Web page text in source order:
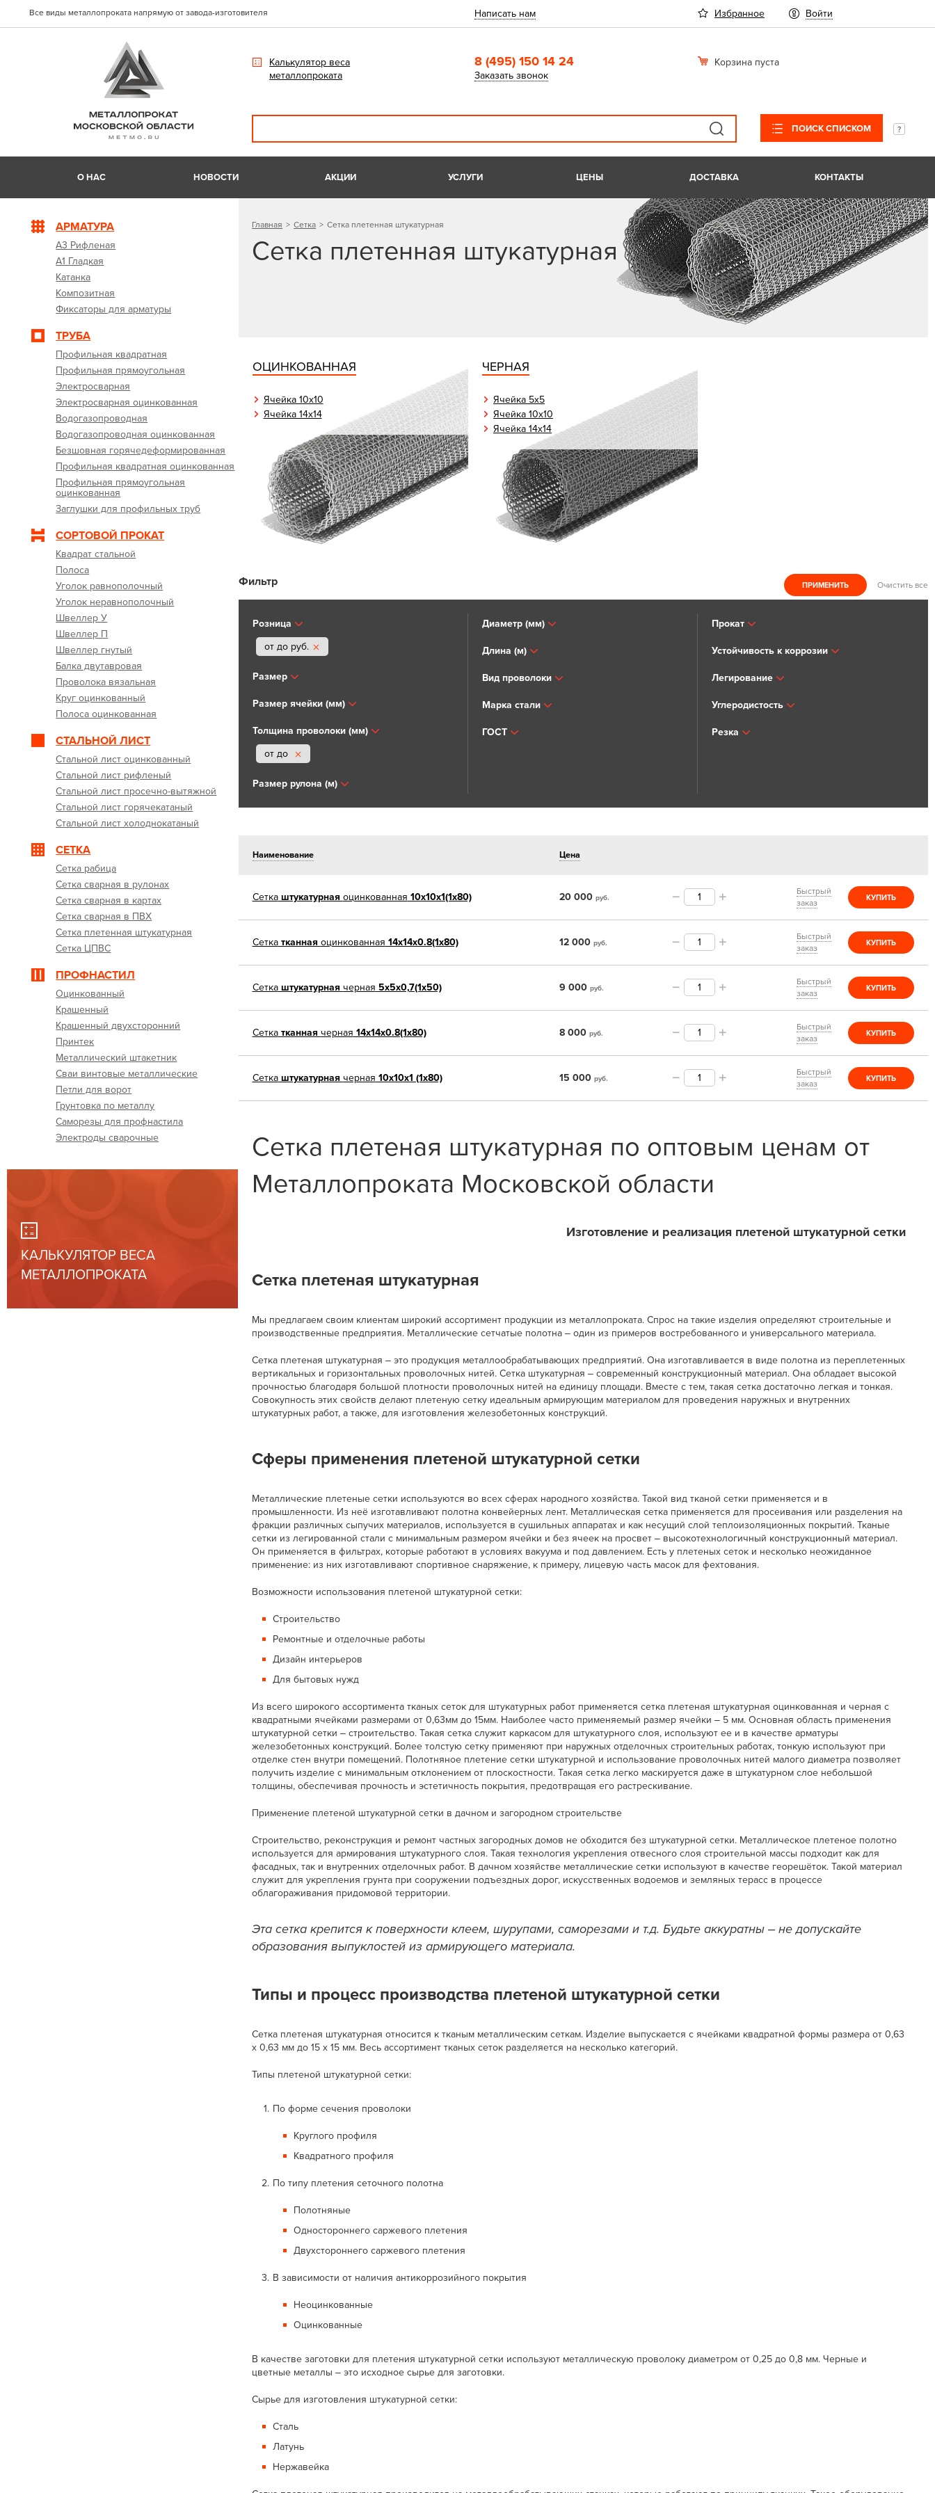
Все виды металлопроката напрямую от завода-изготовителя Написать нам Избранное Войти
Калькулятор веса
металлопроката
8 (495) 150 14 24
Заказать звонок
Корзина пуста
ПОИСК СПИСКОМ
О НАС НОВОСТИ АКЦИИ УСЛУГИ ЦЕНЫ ДОСТАВКА КОНТАКТЫ
АРМАТУРА
А3 Рифленая
А1 Гладкая
Катанка
Композитная
Фиксаторы для арматуры
ТРУБА
Профильная квадратная
Профильная прямоугольная
Электросварная
Электросварная оцинкованная
Водогазопроводная
Водогазопроводная оцинкованная
Безшовная горячедеформированная
Профильная квадратная оцинкованная
Профильная прямоугольная
оцинкованная
Заглушки для профильных труб
СОРТОВОЙ ПРОКАТ
Квадрат стальной
Полоса
Уголок равнополочный
Уголок неравнополочный
Швеллер У
Швеллер П
Швеллер гнутый
Балка двутавровая
Проволока вязальная
Круг оцинкованный
Полоса оцинкованная
СТАЛЬНОЙ ЛИСТ
Стальной лист оцинкованный
Стальной лист рифленый
Стальной лист просечно-вытяжной
Стальной лист горячекатаный
Стальной лист холоднокатаный
СЕТКА
Сетка рабица
Сетка сварная в рулонах
Сетка сварная в картах
Сетка сварная в ПВХ
Сетка плетенная штукатурная
Сетка ЦПВС
ПРОФНАСТИЛ
Оцинкованный
Крашенный
Крашенный двухсторонний
Принтек
Металлический штакетник
Сваи винтовые металлические
Петли для ворот
Грунтовка по металлу
Саморезы для профнастила
Электроды сварочные
КАЛЬКУЛЯТОР ВЕСА
МЕТАЛЛОПРОКАТА
Главная Сетка Сетка плетенная штукатурная
Сетка плетенная штукатурная
ОЦИНКОВАННАЯ
Ячейка 10х10
Ячейка 14х14
ЧЕРНАЯ
Ячейка 5х5
Ячейка 10х10
Ячейка 14х14
Фильтр Очистить все
Розница
от до руб.
Размер
Размер ячейки (мм)
Толщина проволоки (мм)
от до
Размер рулона (м)
Диаметр (мм)
Длина (м)
Вид проволоки
Марка стали
ГОСТ
Прокат
Устойчивость к коррозии
Легирование
Углеродистость
Резка
Наименование Цена
Сеткаштукатурная оцинкованная 10x10х1(1х80) 20 000 руб.
Быстрый
заказ
КУПИТЬ
Сеткатканная оцинкованная 14х14х0.8(1х80) 12 000 руб.
Быстрый
заказ
КУПИТЬ
Сеткаштукатурная черная 5x5х0,7(1х50) 9 000 руб.
Быстрый
заказ
КУПИТЬ
Сеткатканная черная 14х14х0.8(1х80) 8 000 руб.
Быстрый
заказ
КУПИТЬ
Сеткаштукатурная черная 10x10х1 (1х80) 15 000 руб.
Быстрый
заказ
КУПИТЬ
Сетка плетеная штукатурная по оптовым ценам от
Металлопроката Московской области
Изготовление и реализация плетеной штукатурной сетки
Сетка плетеная штукатурная
Мы предлагаем своим клиентам широкий ассортимент продукции из металлопроката. Спрос на такие изделия определяют строительные и
производственные предприятия. Металлические сетчатые полотна ‒ один из примеров востребованного и универсального материала.
Сетка плетеная штукатурная ‒ это продукция металлообрабатывающих предприятий. Она изготавливается в виде полотна из переплетенных
вертикальных и горизонтальных проволочных нитей. Сетка штукатурная ‒ современный конструкционный материал. Она обладает высокой
прочностью благодаря большой плотности проволочных нитей на единицу площади. Вместе с тем, такая сетка достаточно легкая и тонкая.
Совокупность этих свойств делают плетеную сетку идеальным армирующим материалом для проведения наружных и внутренних
штукатурных работ, а также, для изготовления железобетонных конструкций.
Сферы применения плетеной штукатурной сетки
Металлические плетеные сетки используются во всех сферах народного хозяйства. Такой вид тканой сетки применяется и в
промышленности. Из неё изготавливают полотна конвейерных лент. Металлическая сетка применяется для просеивания или разделения на
фракции различных сыпучих материалов, используется в сушильных аппаратах и как несущий слой теплоизоляционных покрытий. Тканые
сетки из легированной стали с минимальным размером ячейки и без ячеек на просвет ‒ высокотехнологичный конструкционный материал.
Он применяется в фильтрах, которые работают в условиях вакуума и под давлением. Есть у плетеных сеток и несколько неожиданное
применение: из них изготавливают спортивное снаряжение, к примеру, лицевую часть масок для фехтования.
Возможности использования плетеной штукатурной сетки:
Строительство
Ремонтные и отделочные работы
Дизайн интерьеров
Для бытовых нужд
Из всего широкого ассортимента тканых сеток для штукатурных работ применяется сетка плетеная штукатурная оцинкованная и черная с
квадратными ячейками размерами от 0,63мм до 15мм. Наиболее часто применяемый размер ячейки ‒ 5 мм. Основная область применения
штукатурной сетки ‒ строительство. Такая сетка служит каркасом для штукатурного слоя, используют ее и в качестве арматуры
железобетонных конструкций. Более толстую сетку применяют при наружных отделочных строительных работах, тонкую используют при
отделке стен внутри помещений. Полотняное плетение сетки штукатурной и использование проволочных нитей малого диаметра позволяет
получить изделие с минимальным отклонением от плоскостности. Такая сетка легко маскируется даже в штукатурном слое небольшой
толщины, обеспечивая прочность и эстетичность покрытия, предотвращая его растрескивание.
Применение плетеной штукатурной сетки в дачном и загородном строительстве
Строительство, реконструкция и ремонт частных загородных домов не обходится без штукатурной сетки. Металлическое плетеное полотно
используется для армирования штукатурного слоя. Такая технология укрепления отвесного слоя строительной массы подходит как для
фасадных, так и внутренних отделочных работ. В дачном хозяйстве металлические сетки используют в качестве георешёток. Такой материал
служит для укрепления грунта при сооружении подъездных дорог, искусственных водоемов и земляных терасс в процессе
облагораживания придомовой территории.
Эта сетка крепится к поверхности клеем, шурупами, саморезами и т.д. Будьте аккуратны ‒ не допускайте
образования выпуклостей из армирующего материала.
Типы и процесс производства плетеной штукатурной сетки
Сетка плетеная штукатурная относится к тканым металлическим сеткам. Изделие выпускается с ячейками квадратной формы размера от 0,63
х 0,63 мм до 15 х 15 мм. Весь ассортимент тканых сеток разделяется на несколько категорий.
Типы плетеной штукатурной сетки:
По форме сечения проволоки
Круглого профиля
Квадратного профиля
По типу плетения сеточного полотна
Полотняные
Одностороннего саржевого плетения
Двухстороннего саржевого плетения
В зависимости от наличия антикоррозийного покрытия
Неоцинкованные
Оцинкованные
В качестве заготовки для плетения штукатурной сетки используют металлическую проволоку диаметром от 0,25 до 0,8 мм. Черные и
цветные металлы ‒ это исходное сырье для заготовки.
Сырье для изготовления штукатурной сетки:
Сталь
Латунь
Нержавейка